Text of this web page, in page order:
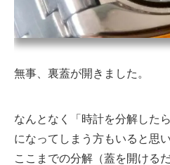
無事、裏蓋が開きました。
なんとなく「時計を分解した
になってしまう方もいると思
ここまでの分解（蓋を開ける